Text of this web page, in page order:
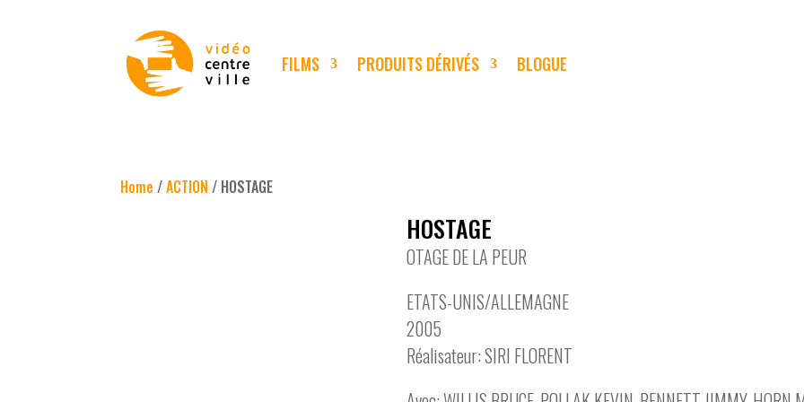
FILMS PRODUITS DÉRIVÉS BLOGUE
Home /ACTION / HOSTAGE
HOSTAGE
OTAGE DE LA PEUR
ETATS-UNIS/ALLEMAGNE
2005
Réalisateur: SIRI FLORENT